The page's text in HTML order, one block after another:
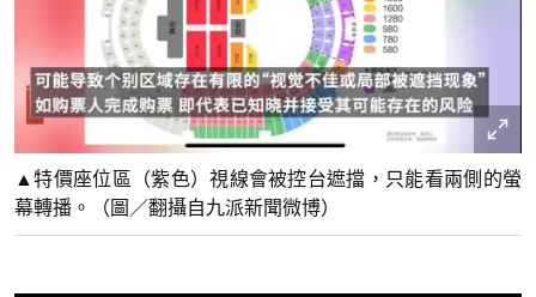
▲特價座位區（紫色）視線會被控台遮擋，只能看兩側的螢
幕轉播。（圖／翻攝自九派新聞微博）